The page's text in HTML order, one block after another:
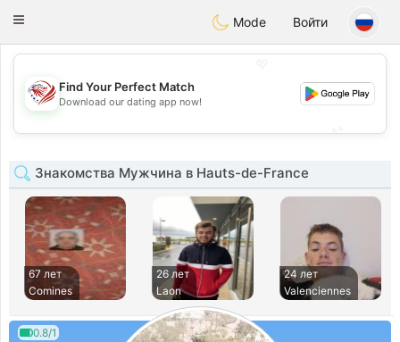
Dating
Toggle
Mode Войти
💖
💕
Find Your Perfect Match
Download our dating app now!
Знакомства Мужчина в Hauts-de-France
67 лет
Comines
26 лет
Laon
24 лет
Valenciennes
0.8/1